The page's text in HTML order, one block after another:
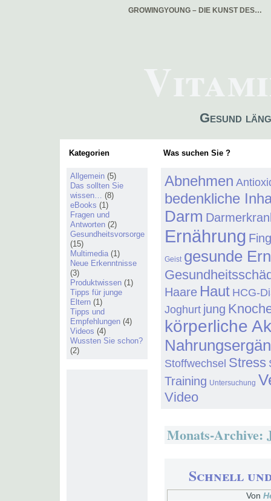
GROWINGYOUNG – DIE KUNST DES…
Gesund
Kategorien
Allgemein (5)
Das sollten Sie
wissen… (8)
eBooks (1)
Fragen und
Antworten (2)
Gesundheitsvorsorge
(15)
Multimedia (1)
Neue Erkenntnisse
(3)
Produktwissen (1)
Tipps für junge
Eltern (1)
Tipps und
Empfehlungen (4)
Videos (4)
Wussten Sie schon?
(2)
Was suchen Sie ?
Abnehmen
bedenkliche
Darm
Ernährung
Geist gesunde
Haare Haut HCG-
Joghurt jung
körperliche
Stoffwechsel Stress
Training Untersuchung
Video
Monats-Archive:
Schnell
Von